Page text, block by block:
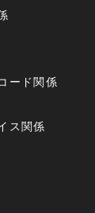
ード関係
ス関係